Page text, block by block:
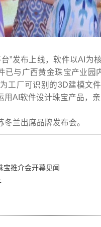
”发布上线，软件以AI为
已与广西黄金珠宝产业园
工厂可识别的3D建模文
AI软件设计珠宝产品，亲
兰出席品牌发布会。
宝推介会开幕见闻